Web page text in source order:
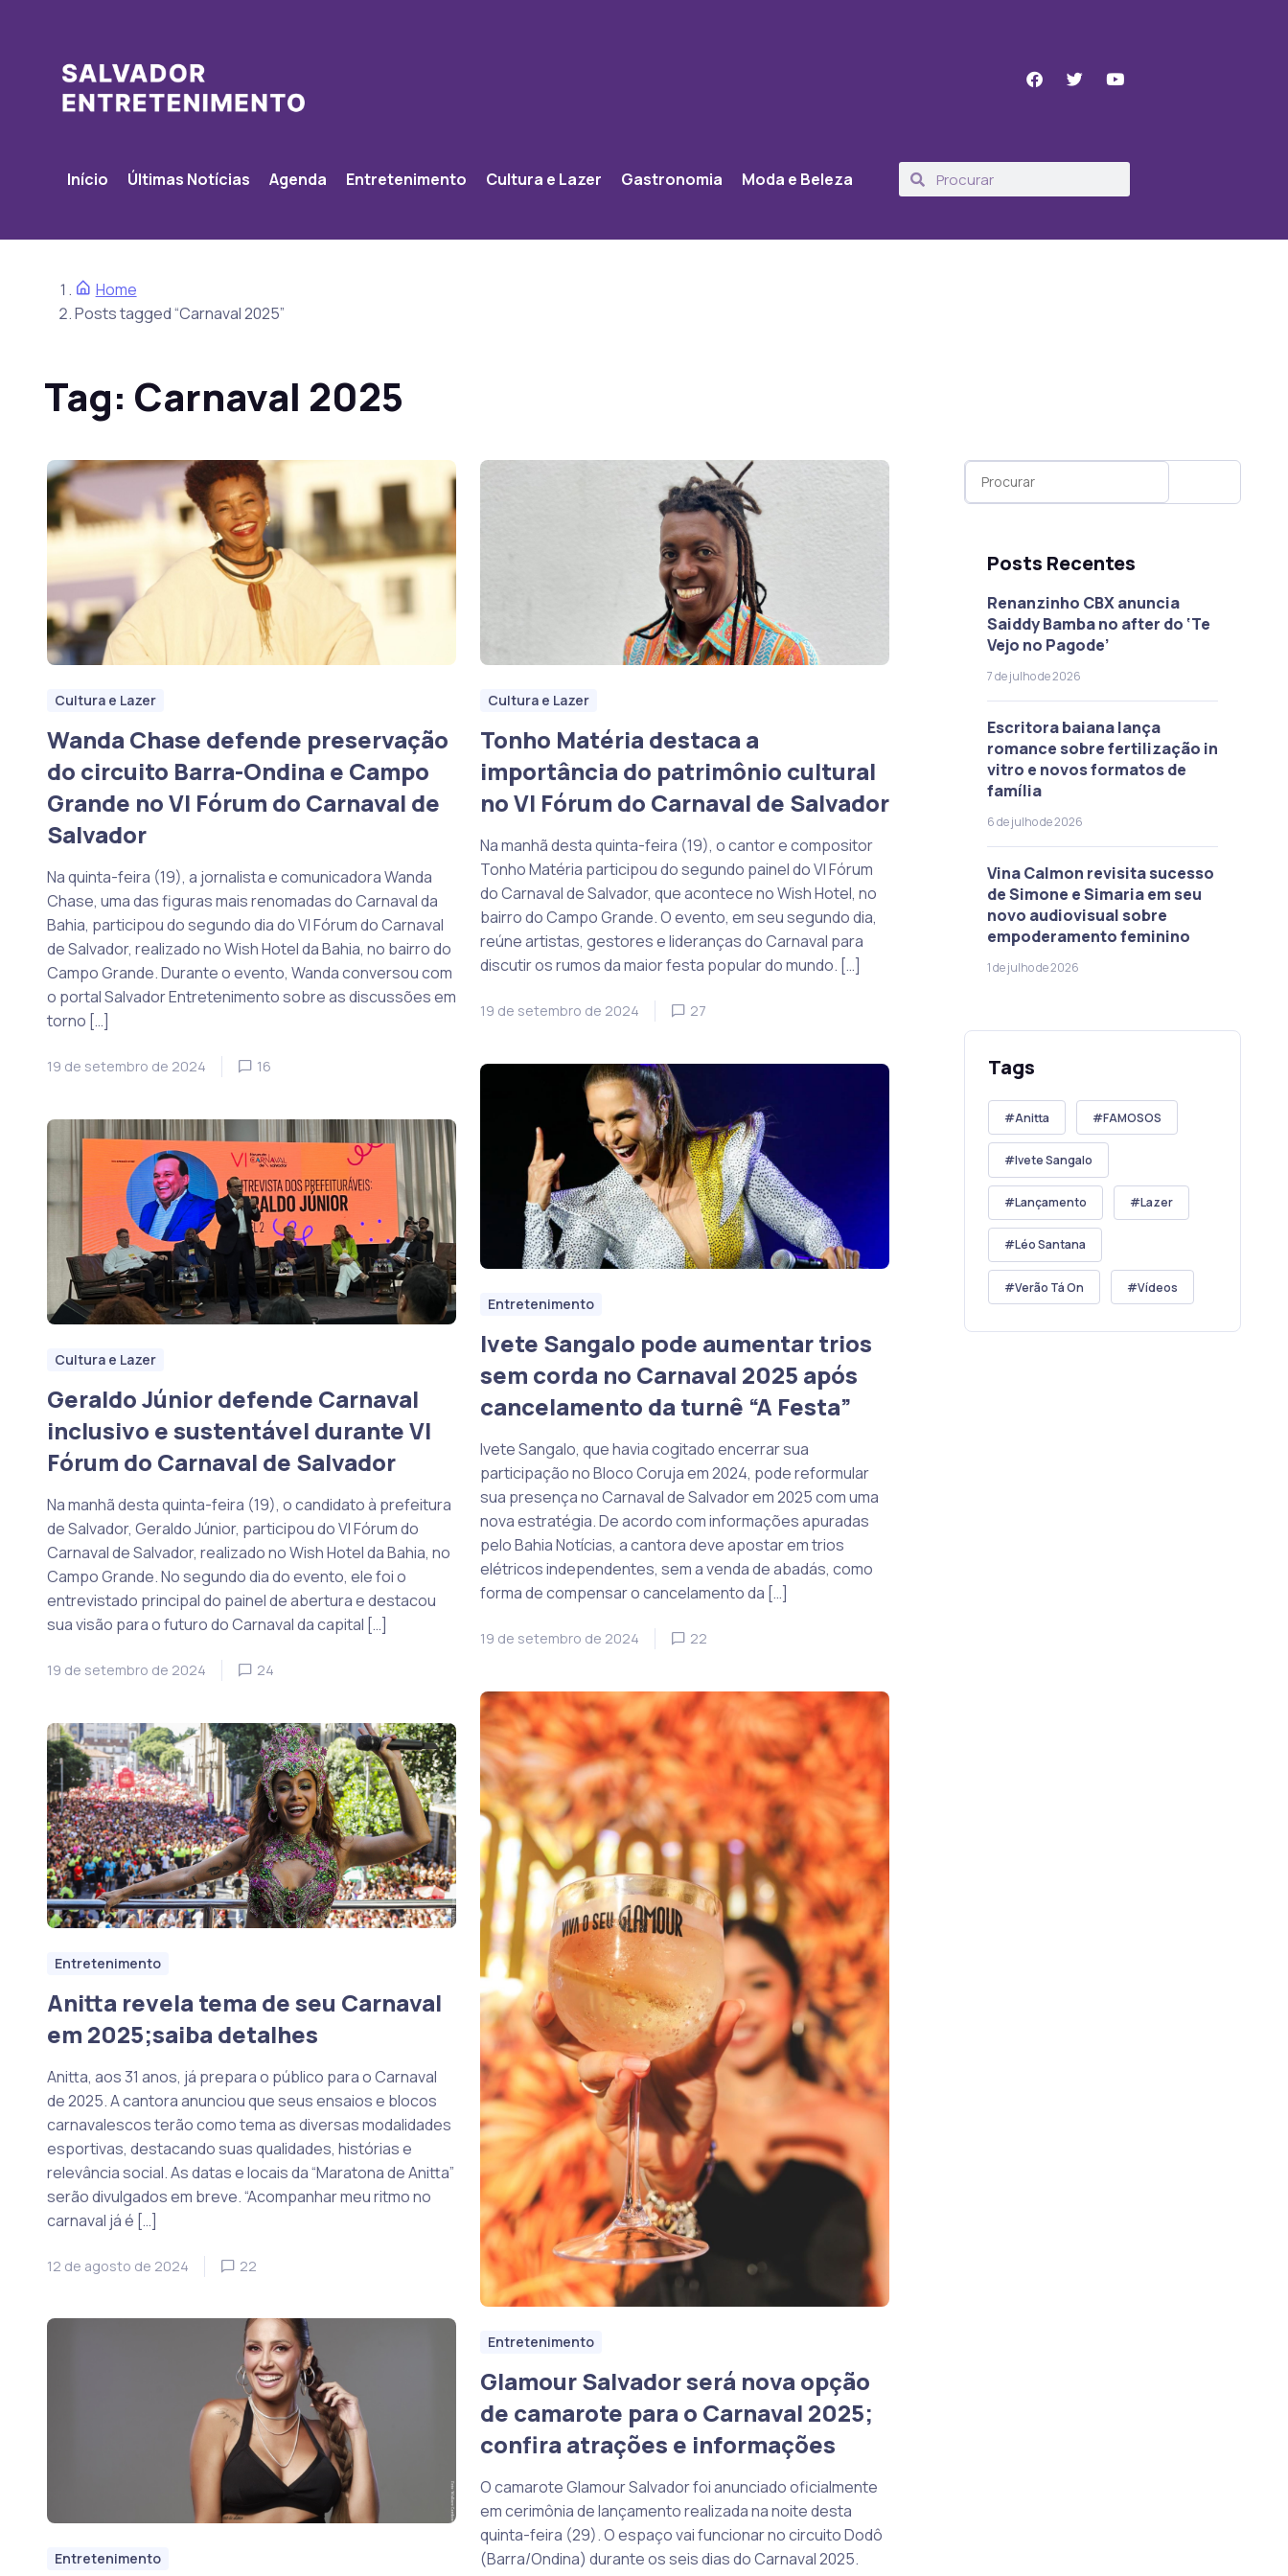
Início Últimas Notícias Agenda Entretenimento Cultura e Lazer Gastronomia Moda e Beleza
Home
Posts tagged “Carnaval 2025”
Tag: Carnaval 2025
Cultura e Lazer
Wanda Chase defende preservação
do circuito Barra-Ondina e Campo
Grande no VI Fórum do Carnaval de
Salvador
Na quinta-feira (19), a jornalista e comunicadora Wanda
Chase, uma das figuras mais renomadas do Carnaval da
Bahia, participou do segundo dia do VI Fórum do Carnaval
de Salvador, realizado no Wish Hotel da Bahia, no bairro do
Campo Grande. Durante o evento, Wanda conversou com
o portal Salvador Entretenimento sobre as discussões em
torno […]
19 de setembro de 2024 16
Cultura e Lazer
Tonho Matéria destaca a
importância do patrimônio cultural
no VI Fórum do Carnaval de Salvador
Na manhã desta quinta-feira (19), o cantor e compositor
Tonho Matéria participou do segundo painel do VI Fórum
do Carnaval de Salvador, que acontece no Wish Hotel, no
bairro do Campo Grande. O evento, em seu segundo dia,
reúne artistas, gestores e lideranças do Carnaval para
discutir os rumos da maior festa popular do mundo. […]
19 de setembro de 2024 27
Entretenimento
Ivete Sangalo pode aumentar trios
sem corda no Carnaval 2025 após
cancelamento da turnê “A Festa”
Ivete Sangalo, que havia cogitado encerrar sua
participação no Bloco Coruja em 2024, pode reformular
sua presença no Carnaval de Salvador em 2025 com uma
nova estratégia. De acordo com informações apuradas
pelo Bahia Notícias, a cantora deve apostar em trios
elétricos independentes, sem a venda de abadás, como
forma de compensar o cancelamento da […]
19 de setembro de 2024 22
Cultura e Lazer
Geraldo Júnior defende Carnaval
inclusivo e sustentável durante VI
Fórum do Carnaval de Salvador
Na manhã desta quinta-feira (19), o candidato à prefeitura
de Salvador, Geraldo Júnior, participou do VI Fórum do
Carnaval de Salvador, realizado no Wish Hotel da Bahia, no
Campo Grande. No segundo dia do evento, ele foi o
entrevistado principal do painel de abertura e destacou
sua visão para o futuro do Carnaval da capital […]
19 de setembro de 2024 24
Entretenimento
Glamour Salvador será nova opção
de camarote para o Carnaval 2025;
confira atrações e informações
O camarote Glamour Salvador foi anunciado oficialmente
em cerimônia de lançamento realizada na noite desta
quinta-feira (29). O espaço vai funcionar no circuito Dodô
(Barra/Ondina) durante os seis dias do Carnaval 2025.
Entretenimento
Anitta revela tema de seu Carnaval
em 2025;saiba detalhes
Anitta, aos 31 anos, já prepara o público para o Carnaval
de 2025. A cantora anunciou que seus ensaios e blocos
carnavalescos terão como tema as diversas modalidades
esportivas, destacando suas qualidades, histórias e
relevância social. As datas e locais da “Maratona de Anitta”
serão divulgados em breve. “Acompanhar meu ritmo no
carnaval já é […]
12 de agosto de 2024 22
Entretenimento
Posts Recentes
Renanzinho CBX anuncia
Saiddy Bamba no after do ‘Te
Vejo no Pagode’
7 de julho de 2026
Escritora baiana lança
romance sobre fertilização in
vitro e novos formatos de
família
6 de julho de 2026
Vina Calmon revisita sucesso
de Simone e Simaria em seu
novo audiovisual sobre
empoderamento feminino
1 de julho de 2026
Tags
Anitta FAMOSOS
Ivete Sangalo
Lançamento Lazer
Léo Santana
Verão Tá On Vídeos